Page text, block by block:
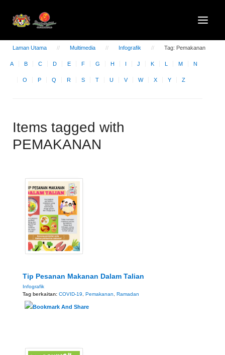
Laman Utama Multimedia Infografik Tag: Pemakanan
A B C D E F G H I J K L M N
O P Q R S T U V W X Y Z
Items tagged with
PEMAKANAN
Tip Pesanan Makanan Dalam Talian
Infografik
Tag berkaitan: COVID-19 Pemakanan Ramadan